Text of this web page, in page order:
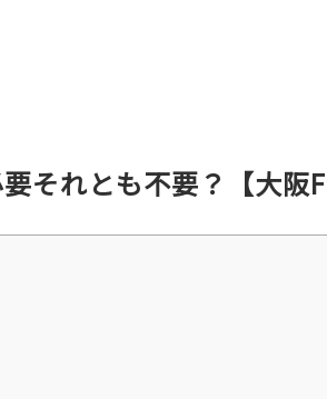
それとも不要？【大阪